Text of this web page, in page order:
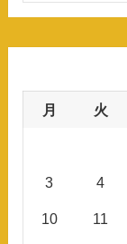
月 火
3 4
10 11